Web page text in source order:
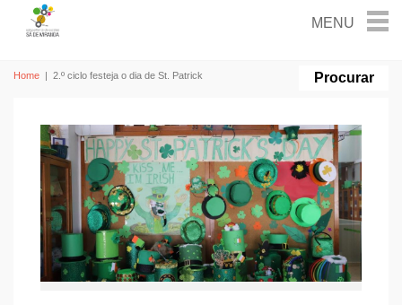
Home | 2.º ciclo festeja o dia de St. Patrick